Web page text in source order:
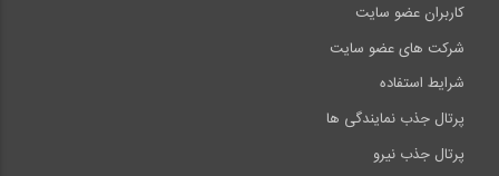
کاربران عضو سایت
شرکت های عضو سایت
شرایط استفاده
پرتال جذب نمایندگی ها
پرتال جذب نیرو